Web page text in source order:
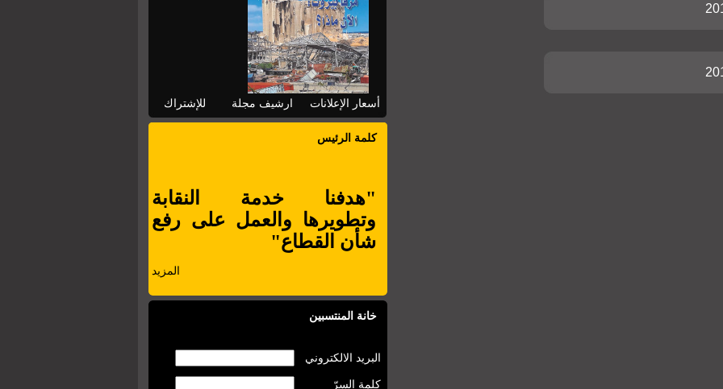
للإشتراك ارشيف مجلة أسعار الإعلانات
كلمة الرئيس
"هدفنا خدمة النقابة
وتطويرها والعمل على رفع
شأن القطاع"
المزيد
خانة المنتسبين
البريد الالكتروني
كلمة السرّ